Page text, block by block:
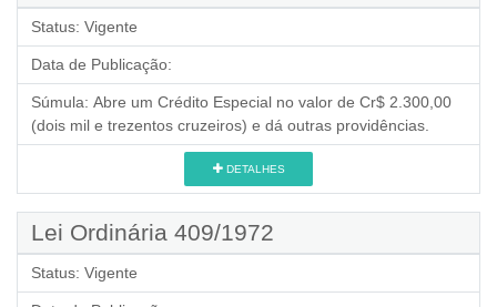
Status: Vigente
Data de Publicação:
Súmula: Abre um Crédito Especial no valor de Cr$ 2.300,00
(dois mil e trezentos cruzeiros) e dá outras providências.
DETALHES
Lei Ordinária 409/1972
Status: Vigente